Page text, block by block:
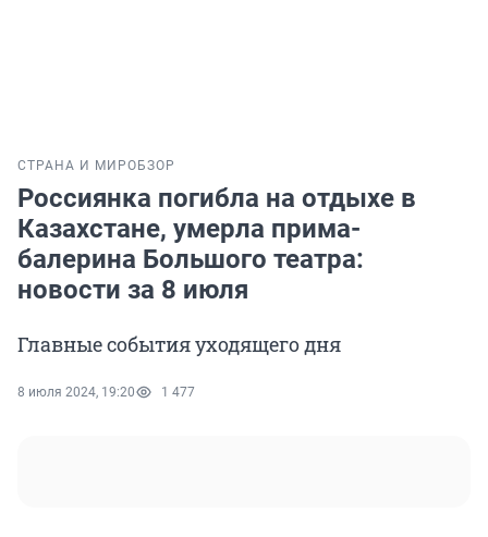
СТРАНА И МИРОБЗОР
Россиянка погибла на отдыхе в
Казахстане, умерла прима-
балерина Большого театра:
новости за 8 июля
Главные события уходящего дня
8 июля 2024, 19:20 1 477